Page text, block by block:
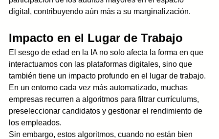
digital, contribuyendo aún más a su marginalización.
Impacto en el Lugar de Trabajo
El sesgo de edad en la IA no solo afecta la forma en que
interactuamos con las plataformas digitales, sino que
también tiene un impacto profundo en el lugar de trabajo.
En un entorno cada vez más automatizado, muchas
empresas recurren a algoritmos para filtrar currículums,
preseleccionar candidatos y gestionar el rendimiento de
los empleados.
Sin embargo, estos algoritmos, cuando no están bien